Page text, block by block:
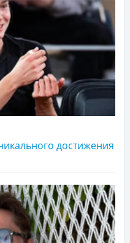
достижения